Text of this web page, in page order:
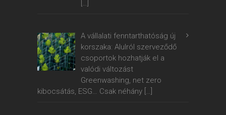
A vállalati fenntarthatóság új
korszaka: Alulról szerveződő
csoportok hozhatják el a
valódi változást
Greenwashing, net zero
kibocsátás, ESG… Csak néhány […]